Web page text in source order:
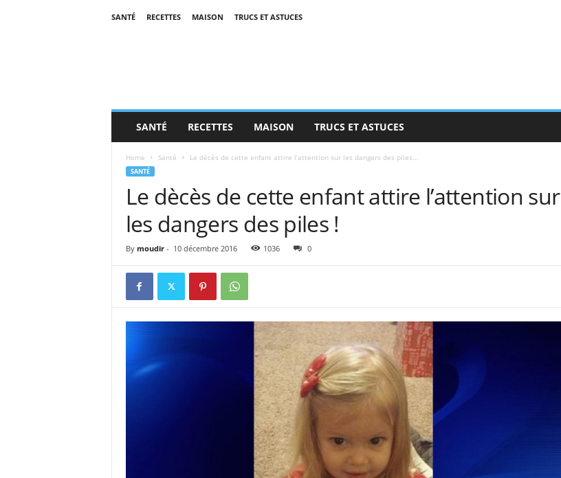
SANTÉ RECETTES MAISON TRUCS ET ASTUCES
SANTÉ RECETTES MAISON TRUCS ET ASTUCES
Home Santé Le dècès de cette enfant attire l’attention sur les dangers des piles...
SANTÉ
Le dècès de cette enfant attire l’attention sur
les dangers des piles !
By moudir- 10 décembre 2016 1036 0